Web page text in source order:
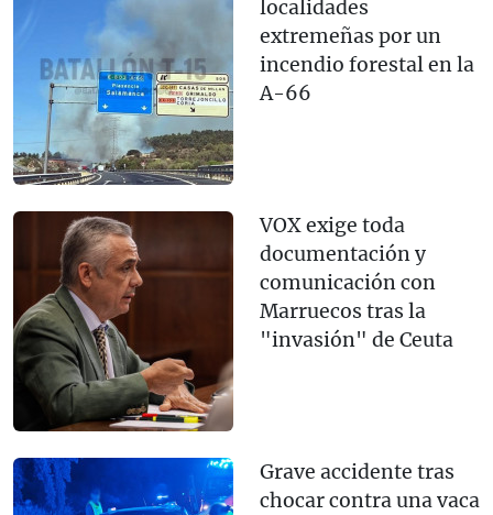
localidades
extremeñas por un
incendio forestal en la
A-66
VOX exige toda
documentación y
comunicación con
Marruecos tras la
"invasión" de Ceuta
Grave accidente tras
chocar contra una vaca